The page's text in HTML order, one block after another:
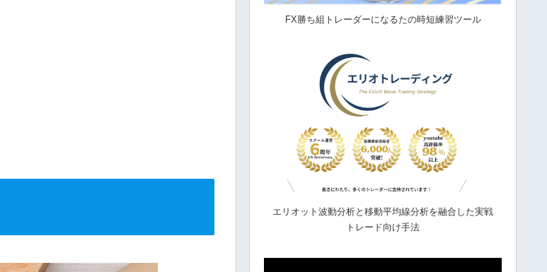
FX勝ち組トレーダーになるたの時短練習ツール
エリオット波動分析と移動平均線分析を融合した実戦
トレード向け手法